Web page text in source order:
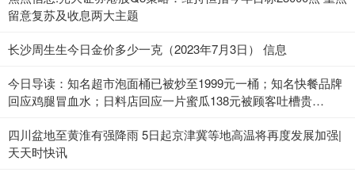
留意复苏及收息两大主题
长沙周生生今日金价多少一克（2023年7月3日） 信息
今日导读：知名超市泡面桶已被炒至1999元一桶；知名快餐品牌
回应鸡腿冒血水；日料店回应一片蜜瓜138元被顾客吐槽贵
四川盆地至黄淮有强降雨 5日起京津冀等地高温将再度发展加强|
天天时快讯